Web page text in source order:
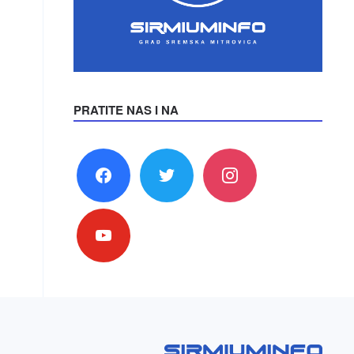
PRATITE NAS I NA
facebook twitter instagram
youtube